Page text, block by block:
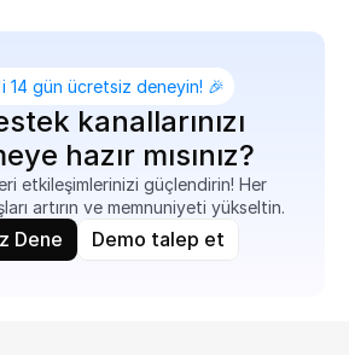
14 gün ücretsiz deneyin! 🎉
kanallarınızı
hazır mısınız?
etkileşimlerinizi güçlendirin! Her
artırın ve memnuniyeti yükseltin.
Dene Demo talep et